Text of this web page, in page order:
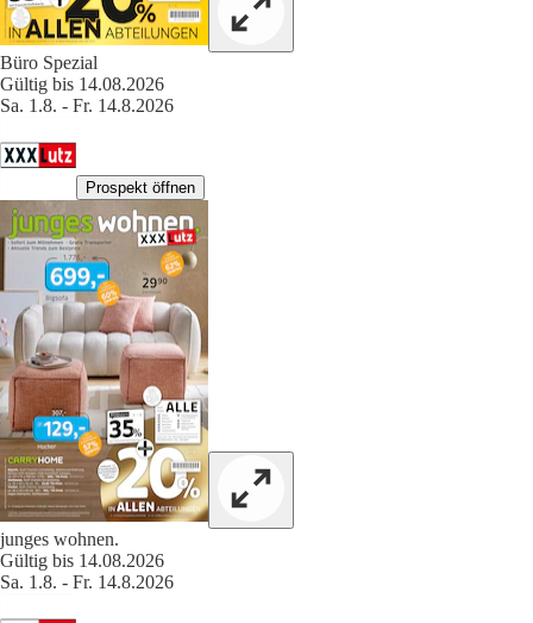
Büro Spezial
Gültig bis 14.08.2026
Sa. 1.8. - Fr. 14.8.2026
Prospekt öffnen
junges wohnen.
Gültig bis 14.08.2026
Sa. 1.8. - Fr. 14.8.2026